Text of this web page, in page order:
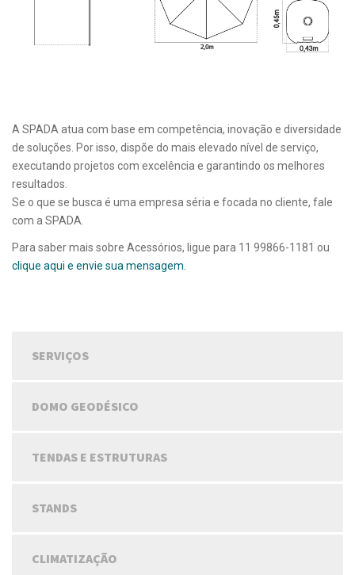
A SPADA atua com base em competência, inovação e diversidade
de soluções. Por isso, dispõe do mais elevado nível de serviço,
executando projetos com excelência e garantindo os melhores
resultados.
Se o que se busca é uma empresa séria e focada no cliente, fale
com a SPADA.
Para saber mais sobre Acessórios, ligue para 11 99866-1181 ou
clique aqui e envie sua mensagem.
SERVIÇOS
DOMO GEODÉSICO
TENDAS E ESTRUTURAS
STANDS
CLIMATIZAÇÃO